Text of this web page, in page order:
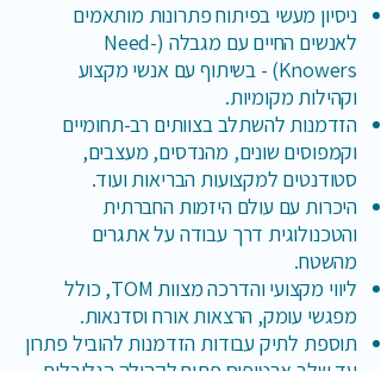
ניסיון מעשי בפיתוח פתרונות מותאמים
לאנשים החיים עם מגבלה (Need-
Knowers) - בשיתוף עם אנשי מקצוע
וקהילות מקומיות.
הזדמנות להשתלב בצוותים רב-תחומיים
וקמפוסים שונים, מהנדסים, מעצבים,
סטודנטים למקצועות הבריאות ועוד.
היכרות עם עולם היזמות החברתית
והטכנולוגית דרך עבודה על אתגרים
מהשטח.
ליווי מקצועי והדרכה מצוות TOM, כולל
מפגשי עומק, הרצאות אורח וסדנאות.
תוספת לתיק עבודות הזדמנות להוביל פתרון